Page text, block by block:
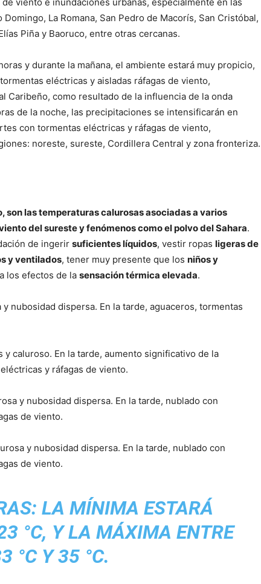
La Romana, San Pedro de Macorís, San Cristóbal,
Piña y Baoruco, entre otras cercanas.
y durante la mañana, el ambiente estará muy propicio,
eléctricas y aisladas ráfagas de viento,
Caribeño, como resultado de la influencia de la onda
de la noche, las precipitaciones se intensificarán en
con tormentas eléctricas y ráfagas de viento,
noreste, sureste, Cordillera Central y zona fronteriza.
son las temperaturas calurosas asociadas a varios
del sureste y fenómenos como el polvo del Sahara.
de ingerir suficientes líquidos, vestir ropas ligeras de
y ventilados, tener muy presente que los niños y
los efectos de la sensación térmica elevada.
y nubosidad dispersa. En la tarde, aguaceros, tormentas
y caluroso. En la tarde, aumento significativo de la
y ráfagas de viento.
y nubosidad dispersa. En la tarde, nublado con
de viento.
y nubosidad dispersa. En la tarde, nublado con
de viento.
LA MÍNIMA ESTARÁ
°C, Y LA MÁXIMA ENTRE
°C Y 35 °C.